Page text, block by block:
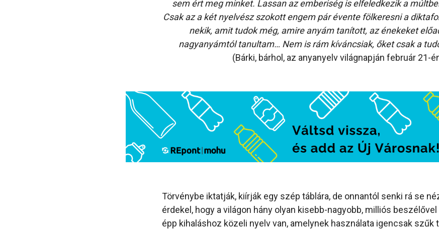
sem ért meg minket. Lassan az emberiség is elfeledkezik a
Csak az a két nyelvész szokott engem pár évente fölkeresni a
nekik, amit tudok még, amire anyám tanított, az énekeket
nagyanyámtól tanultam… Nem is rám kíváncsiak, őket csak a
(Bárki, bárhol, az anyanyelv világnapján február 21-
Törvénybe iktatják, kiírják egy szép táblára, de onnantól senki rá se
érdekel, hogy a világon hány olyan kisebb-nagyobb, milliós
épp kihaláshoz közeli nyelv van, amelynek használata igencsak szűk